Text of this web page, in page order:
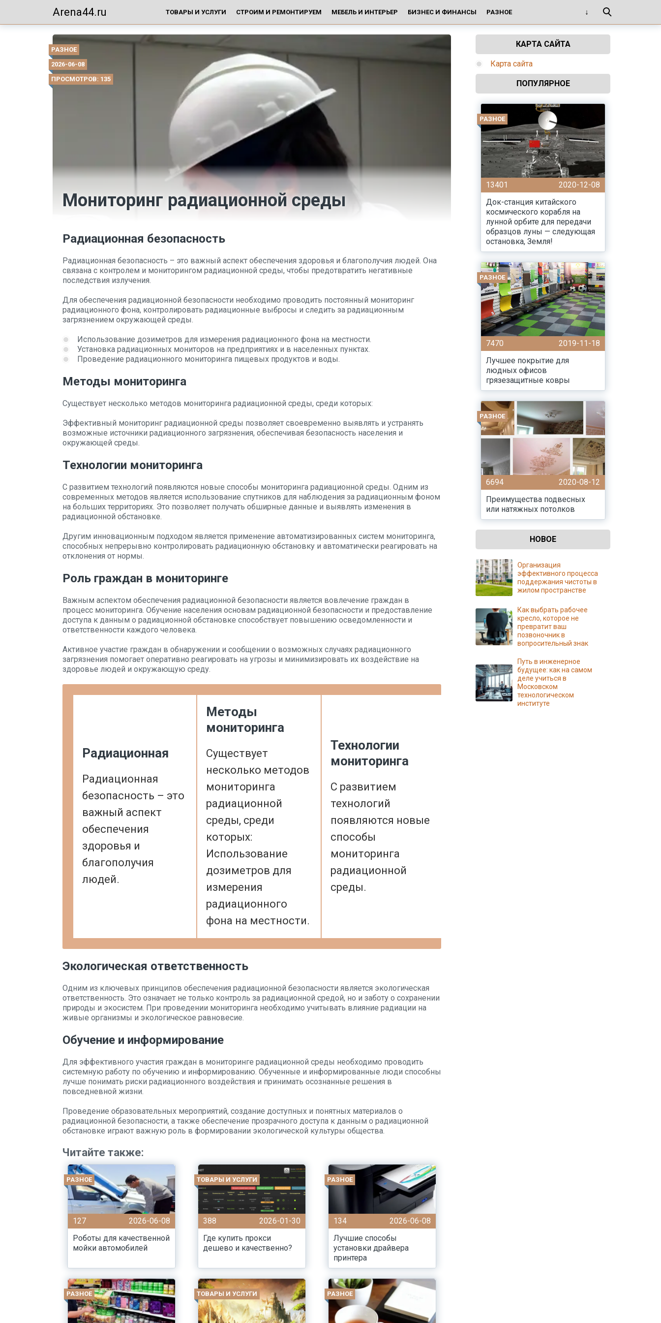
Arena44.ru ТОВАРЫ И УСЛУГИ СТРОИМ И РЕМОНТИРУЕМ МЕБЕЛЬ И ИНТЕРЬЕР БИЗНЕС И ФИНАНСЫ РАЗНОЕ
РАЗНОЕ
2026-06-08
ПРОСМОТРОВ: 135
Мониторинг радиационной среды
Радиационная безопасность
Радиационная безопасность – это важный аспект обеспечения здоровья и благополучия людей. Она
связана с контролем и мониторингом радиационной среды, чтобы предотвратить негативные
последствия излучения.
Для обеспечения радиационной безопасности необходимо проводить постоянный мониторинг
радиационного фона, контролировать радиационные выбросы и следить за радиационным
загрязнением окружающей среды.
Использование дозиметров для измерения радиационного фона на местности.
Установка радиационных мониторов на предприятиях и в населенных пунктах.
Проведение радиационного мониторинга пищевых продуктов и воды.
Методы мониторинга
Существует несколько методов мониторинга радиационной среды, среди которых:
Эффективный мониторинг радиационной среды позволяет своевременно выявлять и устранять
возможные источники радиационного загрязнения, обеспечивая безопасность населения и
окружающей среды.
Технологии мониторинга
С развитием технологий появляются новые способы мониторинга радиационной среды. Одним из
современных методов является использование спутников для наблюдения за радиационным фоном
на больших территориях. Это позволяет получать обширные данные и выявлять изменения в
радиационной обстановке.
Другим инновационным подходом является применение автоматизированных систем мониторинга,
способных непрерывно контролировать радиационную обстановку и автоматически реагировать на
отклонения от нормы.
Роль граждан в мониторинге
Важным аспектом обеспечения радиационной безопасности является вовлечение граждан в
процесс мониторинга. Обучение населения основам радиационной безопасности и предоставление
доступа к данным о радиационной обстановке способствует повышению осведомленности и
ответственности каждого человека.
Активное участие граждан в обнаружении и сообщении о возможных случаях радиационного
загрязнения помогает оперативно реагировать на угрозы и минимизировать их воздействие на
здоровье людей и окружающую среду.
Радиационная
Радиационная
безопасность – это
важный аспект
обеспечения
здоровья и
благополучия
людей.
Методы
мониторинга
Существует
несколько методов
мониторинга
радиационной
среды, среди
которых:
Использование
дозиметров для
измерения
радиационного
фона на местности.
Технологии
мониторинга
С развитием
технологий
появляются новые
способы
мониторинга
радиационной
среды.
Экологическая ответственность
Одним из ключевых принципов обеспечения радиационной безопасности является экологическая
ответственность. Это означает не только контроль за радиационной средой, но и заботу о сохранении
природы и экосистем. При проведении мониторинга необходимо учитывать влияние радиации на
живые организмы и экологическое равновесие.
Обучение и информирование
Для эффективного участия граждан в мониторинге радиационной среды необходимо проводить
системную работу по обучению и информированию. Обученные и информированные люди способны
лучше понимать риски радиационного воздействия и принимать осознанные решения в
повседневной жизни.
Проведение образовательных мероприятий, создание доступных и понятных материалов о
радиационной безопасности, а также обеспечение прозрачного доступа к данным о радиационной
обстановке играют важную роль в формировании экологической культуры общества.
Читайте также:
РАЗНОЕ
127
2026-06-08
Роботы для качественной
мойки автомобилей
ТОВАРЫ И УСЛУГИ
388
2026-01-30
Где купить прокси
дешево и качественно?
РАЗНОЕ
134
2026-06-08
Лучшие способы
установки драйвера
принтера
РАЗНОЕ ТОВАРЫ И УСЛУГИ РАЗНОЕ
КАРТА САЙТА
Карта сайта
ПОПУЛЯРНОЕ
РАЗНОЕ
13401
2020-12-08
Док-станция китайского
космического корабля на
лунной орбите для передачи
образцов луны — следующая
остановка, Земля!
РАЗНОЕ
7470
2019-11-18
Лучшее покрытие для
людных офисов
грязезащитные ковры
РАЗНОЕ
6694
2020-08-12
Преимущества подвесных
или натяжных потолков
НОВОЕ
Организация
эффективного процесса
поддержания чистоты в
жилом пространстве
Как выбрать рабочее
кресло, которое не
превратит ваш
позвоночник в
вопросительный знак
Путь в инженерное
будущее: как на самом
деле учиться в
Московском
технологическом
институте